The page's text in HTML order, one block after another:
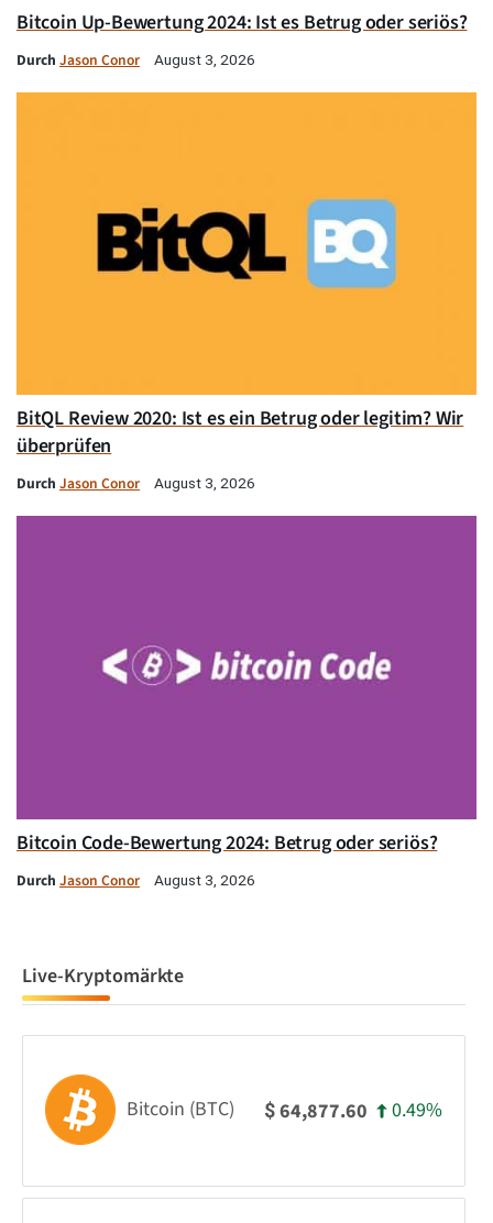
Bitcoin Up-Bewertung 2024: Ist es Betrug oder seriös?
Durch Jason Conor August 3, 2026
BitQL Review 2020: Ist es ein Betrug oder legitim? Wir
überprüfen
Durch Jason Conor August 3, 2026
Bitcoin Code-Bewertung 2024: Betrug oder seriös?
Durch Jason Conor August 3, 2026
Live-Kryptomärkte
Bitcoin (BTC) $64,877.60 0.49%